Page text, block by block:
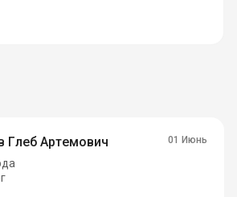
Глеб Артемович 01 Июнь